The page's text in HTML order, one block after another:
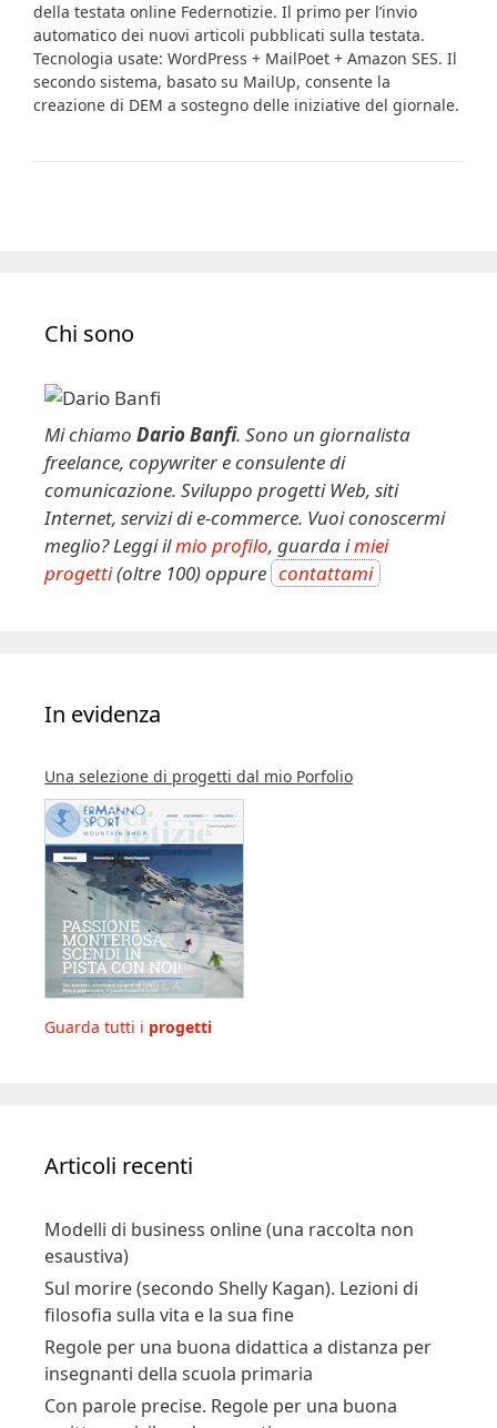
della testata online Federnotizie. Il primo per l’invio
automatico dei nuovi articoli pubblicati sulla testata.
Tecnologia usate: WordPress + MailPoet + Amazon SES. Il
secondo sistema, basato su MailUp, consente la
creazione di DEM a sostegno delle iniziative del giornale.
Chi sono
Mi chiamo Dario Banfi. Sono un giornalista
freelance, copywriter e consulente di
comunicazione. Sviluppo progetti Web, siti
Internet, servizi di e-commerce. Vuoi conoscermi
meglio? Leggi ilmio profilo, guarda imiei
progetti(oltre 100) oppure contattami
In evidenza
Una selezione di progetti dal mio Porfolio
Guarda tutti i progetti
Articoli recenti
Modelli di business online (una raccolta non
esaustiva)
Sul morire (secondo Shelly Kagan). Lezioni di
filosofia sulla vita e la sua fine
Regole per una buona didattica a distanza per
insegnanti della scuola primaria
Con parole precise. Regole per una buona